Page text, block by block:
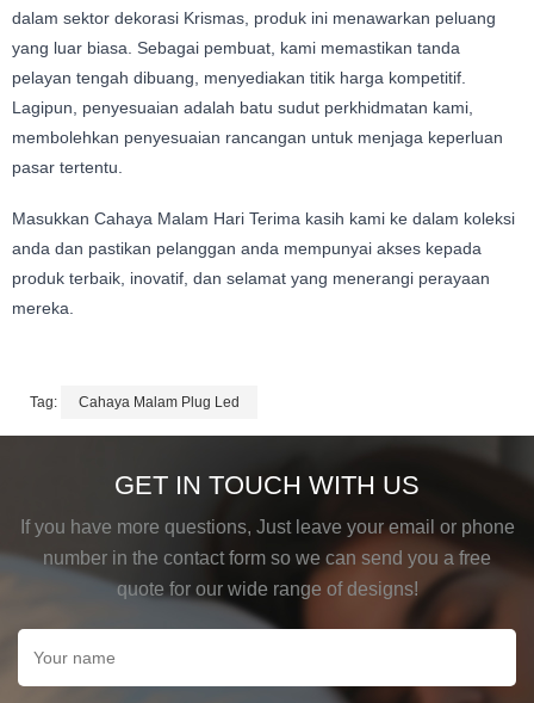
dalam sektor dekorasi Krismas, produk ini menawarkan peluang
yang luar biasa. Sebagai pembuat, kami memastikan tanda
pelayan tengah dibuang, menyediakan titik harga kompetitif.
Lagipun, penyesuaian adalah batu sudut perkhidmatan kami,
membolehkan penyesuaian rancangan untuk menjaga keperluan
pasar tertentu.
Masukkan Cahaya Malam Hari Terima kasih kami ke dalam koleksi
anda dan pastikan pelanggan anda mempunyai akses kepada
produk terbaik, inovatif, dan selamat yang menerangi perayaan
mereka.
Tag: Cahaya Malam Plug Led
GET IN TOUCH WITH US
If you have more questions, Just leave your email or phone
number in the contact form so we can send you a free
quote for our wide range of designs!